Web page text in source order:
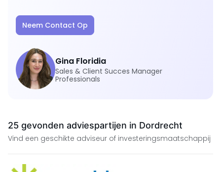
Neem Contact Op
Gina Floridia
Sales & Client Succes Manager
Professionals
25 gevonden adviespartijen in Dordrecht
Vind een geschikte adviseur of investeringsmaatschappij